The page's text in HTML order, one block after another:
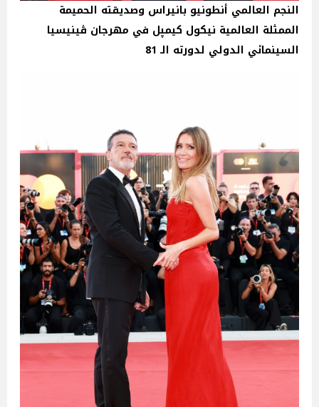
النجم العالمي أنطونيو بانيراس وصديقته الحميمة
الممثلة العالمية نيكول كيمپل في مهرجان ڤينيسيا
السينمائي الدولي لدورته الـ 81